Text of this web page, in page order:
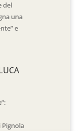
del
una
e